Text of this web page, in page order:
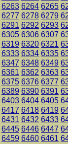
6263 6264 6265
6277 6278 6279
6291 6292 6293
6305 6306 6307
6319 6320 6321
6333 6334 6335
6347 6348 6349
6361 6362 6363
6375 6376 6377
6389 6390 6391
6403 6404 6405
6417 6418 6419
6431 6432 6433
6445 6446 6447
6459 6460 6461